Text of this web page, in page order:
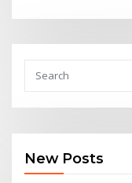
New Posts